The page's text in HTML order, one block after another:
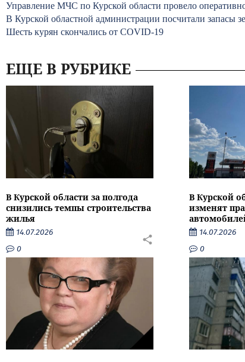
Управление МЧС по Курской области провело
В Курской областной администрации посчитали запасы
Шесть курян скончались от COVID-19
ЕЩЕ В РУБРИКЕ
В Курской области за полгода
снизились темпы строительства
жилья
14.07.2026
0
В Курской
изменят
14.07.2026
0